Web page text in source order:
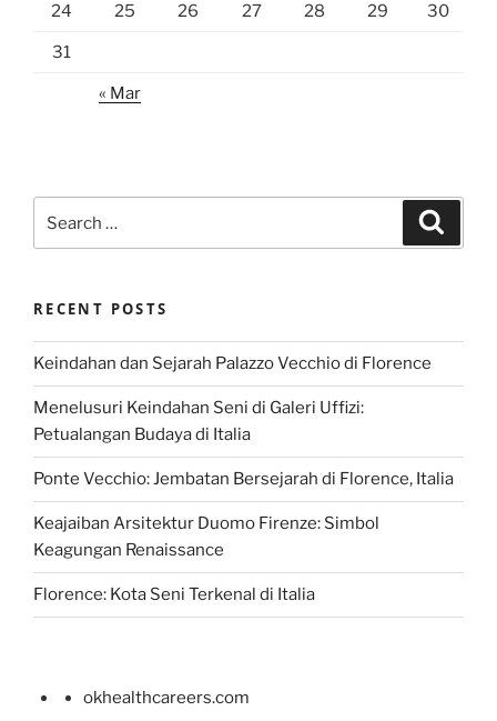
24 25 26 27 28 29 30
31
« Mar
for:
RECENT POSTS
Keindahan dan Sejarah Palazzo Vecchio di Florence
Menelusuri Keindahan Seni di Galeri Uffizi:
Petualangan Budaya di Italia
Ponte Vecchio: Jembatan Bersejarah di Florence, Italia
Keajaiban Arsitektur Duomo Firenze: Simbol
Keagungan Renaissance
Florence: Kota Seni Terkenal di Italia
okhealthcareers.com